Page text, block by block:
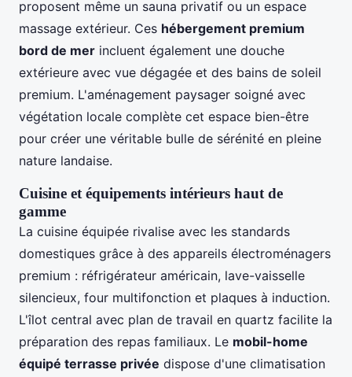
proposent même un sauna privatif ou un espace
massage extérieur. Ces hébergement premium
bord de mer incluent également une douche
extérieure avec vue dégagée et des bains de soleil
premium. L'aménagement paysager soigné avec
végétation locale complète cet espace bien-être
pour créer une véritable bulle de sérénité en pleine
nature landaise.
Cuisine et équipements intérieurs haut de
gamme
La cuisine équipée rivalise avec les standards
domestiques grâce à des appareils électroménagers
premium : réfrigérateur américain, lave-vaisselle
silencieux, four multifonction et plaques à induction.
L'îlot central avec plan de travail en quartz facilite la
préparation des repas familiaux. Le mobil-home
équipé terrasse privée dispose d'une climatisation